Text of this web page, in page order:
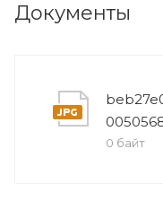
Документы
0 байт